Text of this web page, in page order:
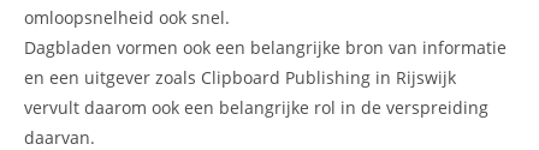
omloopsnelheid ook snel.
Dagbladen vormen ook een belangrijke bron van informatie
en een uitgever zoals Clipboard Publishing in Rijswijk
vervult daarom ook een belangrijke rol in de verspreiding
daarvan.